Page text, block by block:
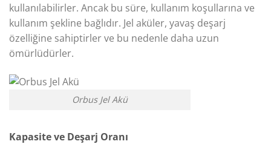
kullanılabilirler. Ancak bu süre, kullanım koşullarına ve
kullanım şekline bağlıdır. Jel aküler, yavaş deşarj
özelliğine sahiptirler ve bu nedenle daha uzun
ömürlüdürler.
Orbus Jel Akü
Kapasite ve Deşarj Oranı